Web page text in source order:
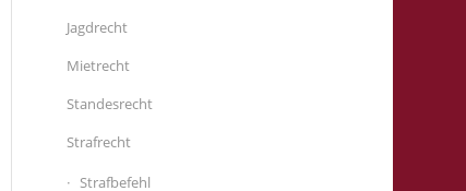
Jagdrecht
Mietrecht
Standesrecht
Strafrecht
Strafbefehl